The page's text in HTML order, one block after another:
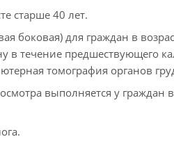
старше 40 лет.
боковая) для граждан в
в течение предшествующего
томография органов
выполняется у граждан в